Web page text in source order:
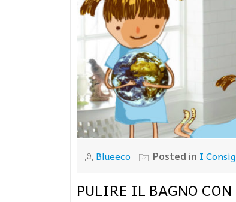
Blueeco Posted in I
PULIRE IL BAGNO